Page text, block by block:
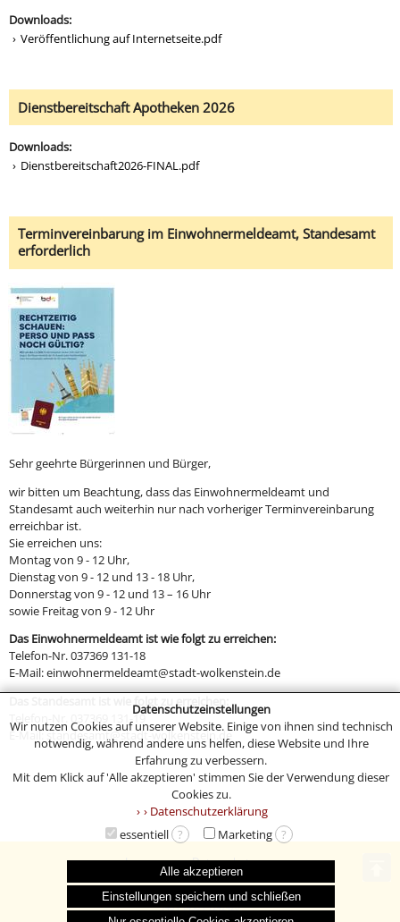
Datenschutzeinstellungen
Wir nutzen Cookies auf unserer Website. Einige von ihnen sind technisch
notwendig, während andere uns helfen, diese Website und Ihre
Erfahrung zu verbessern.
Mit dem Klick auf 'Alle akzeptieren' stimmen Sie der Verwendung dieser
Cookies zu.
› Datenschutzerklärung
essentiell? Marketing?
Alle akzeptieren
Einstellungen speichern und schließen
Downloads:
Veröffentlichung auf Internetseite.pdf
Dienstbereitschaft Apotheken 2026
Downloads:
Dienstbereitschaft2026-FINAL.pdf
Terminvereinbarung im Einwohnermeldeamt, Standesamt
erforderlich
Sehr geehrte Bürgerinnen und Bürger,
wir bitten um Beachtung, dass das Einwohnermeldeamt und
Standesamt auch weiterhin nur nach vorheriger Terminvereinbarung
erreichbar ist.
Sie erreichen uns:
Montag von 9 - 12 Uhr,
Dienstag von 9 - 12 und 13 - 18 Uhr,
Donnerstag von 9 - 12 und 13 – 16 Uhr
sowie Freitag von 9 - 12 Uhr
Das Einwohnermeldeamt ist wie folgt zu erreichen:
Telefon-Nr. 037369 131-18
E-Mail: einwohnermeldeamt@stadt-wolkenstein.de
Das Standesamt ist wie folgt zu erreichen:
Telefon-Nr. 037369 131-19
E-Mail: standesamt@stadt-wolkenstein.de
Impressum Datenschutz
© 2004-2026 Stadt Wolkenstein
146 | 1430 | 1242420